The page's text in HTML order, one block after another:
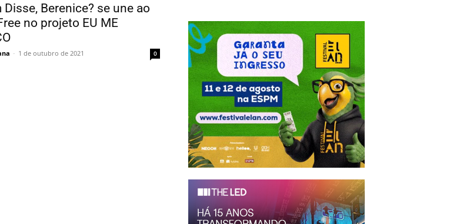
Disse, Berenice? se une ao
no projeto EU ME
- 1 de outubro de 2021 0